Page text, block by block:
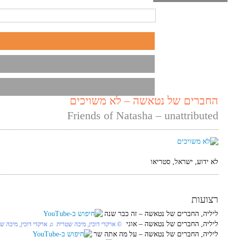
החברים של נטאשה – לא משויכים
Friends of Natasha – unattributed
לא ידוע, ישראל, סטריאו
רצועות
ליליה, החברים של נטאשה‏ – זה כבר שנה
ליליה, החברים של נטאשה‏ – אוגי
© ארקדי דוכין, מיכה שטרית‏ ♫ ארקדי דוכין, מיכה
ליליה, החברים של נטאשה‏ – על מה אתה שר